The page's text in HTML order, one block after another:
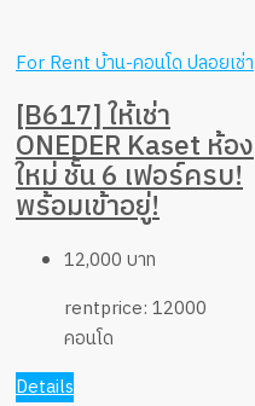
For Rentบ้าน-คอนโด ปลอยเช่า
[B617] ให้เช่า
ONEDER Kaset ห้อง
ใหม่ ชั้น 6 เฟอร์ครบ!
พร้อมเข้าอยู่!
12,000 บาท
rentprice: 12000
คอนโด
Details